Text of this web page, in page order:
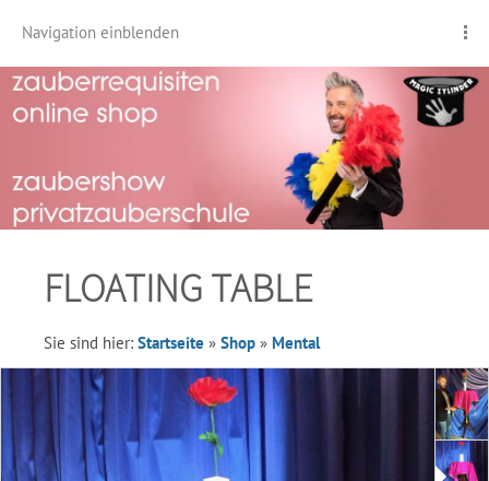
Navigation einblenden
FLOATING TABLE
Sie sind hier: Startseite » Shop » Mental